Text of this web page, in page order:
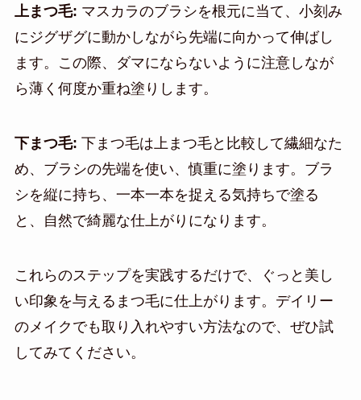
上まつ毛: マスカラのブラシを根元に当て、小刻み
にジグザグに動かしながら先端に向かって伸ばし
ます。この際、ダマにならないように注意しなが
ら薄く何度か重ね塗りします。
下まつ毛: 下まつ毛は上まつ毛と比較して繊細なた
め、ブラシの先端を使い、慎重に塗ります。ブラ
シを縦に持ち、一本一本を捉える気持ちで塗る
と、自然で綺麗な仕上がりになります。
これらのステップを実践するだけで、ぐっと美し
い印象を与えるまつ毛に仕上がります。デイリー
のメイクでも取り入れやすい方法なので、ぜひ試
してみてください。